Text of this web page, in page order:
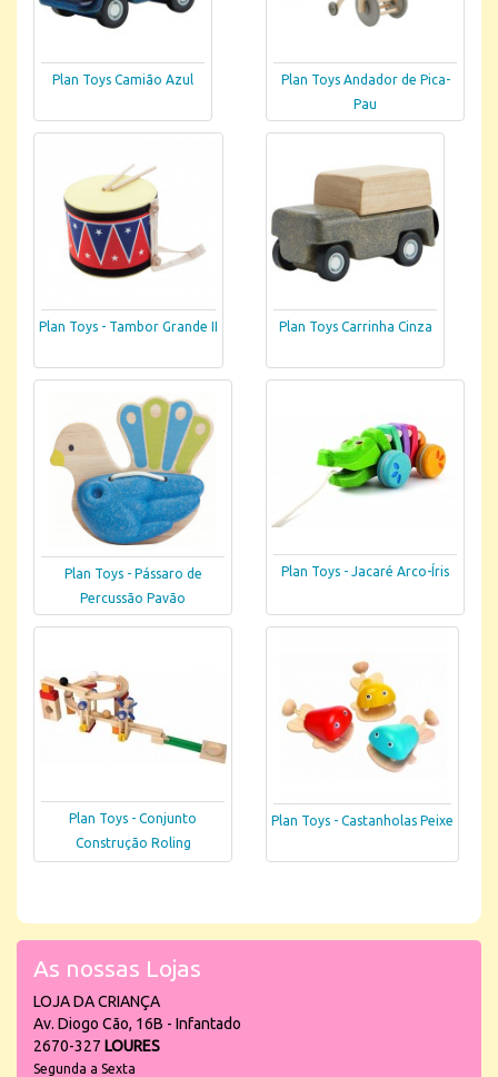
Plan Toys Camião Azul
Plan Toys Andador de Pica-
Pau
Plan Toys - Tambor Grande II Plan Toys Carrinha Cinza
Plan Toys - Pássaro de
Percussão Pavão
Plan Toys - Jacaré Arco-Íris
Plan Toys - Conjunto
Construção Roling
Plan Toys - Castanholas Peixe
As nossas Lojas
LOJA DA CRIANÇA
Av. Diogo Cão, 16B - Infantado
2670-327 LOURES
Segunda a Sexta